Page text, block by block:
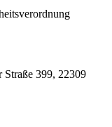
399, 22309